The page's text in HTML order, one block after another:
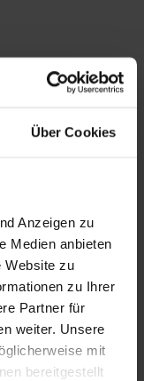
Über Cookies
Anzeigen zu
Medien anbieten
Website zu
zu Ihrer
Partner für
weiter. Unsere
mit
bereitgestellt
Beratung